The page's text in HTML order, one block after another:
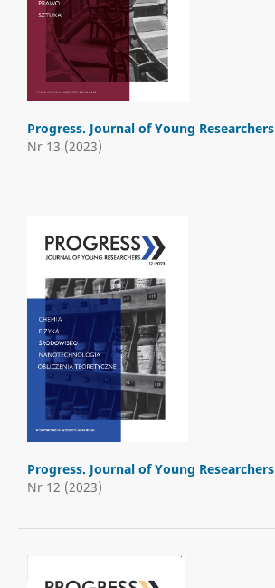
Progress. Journal of Young Researchers
Nr 13 (2023)
Progress. Journal of Young Researchers
Nr 12 (2023)